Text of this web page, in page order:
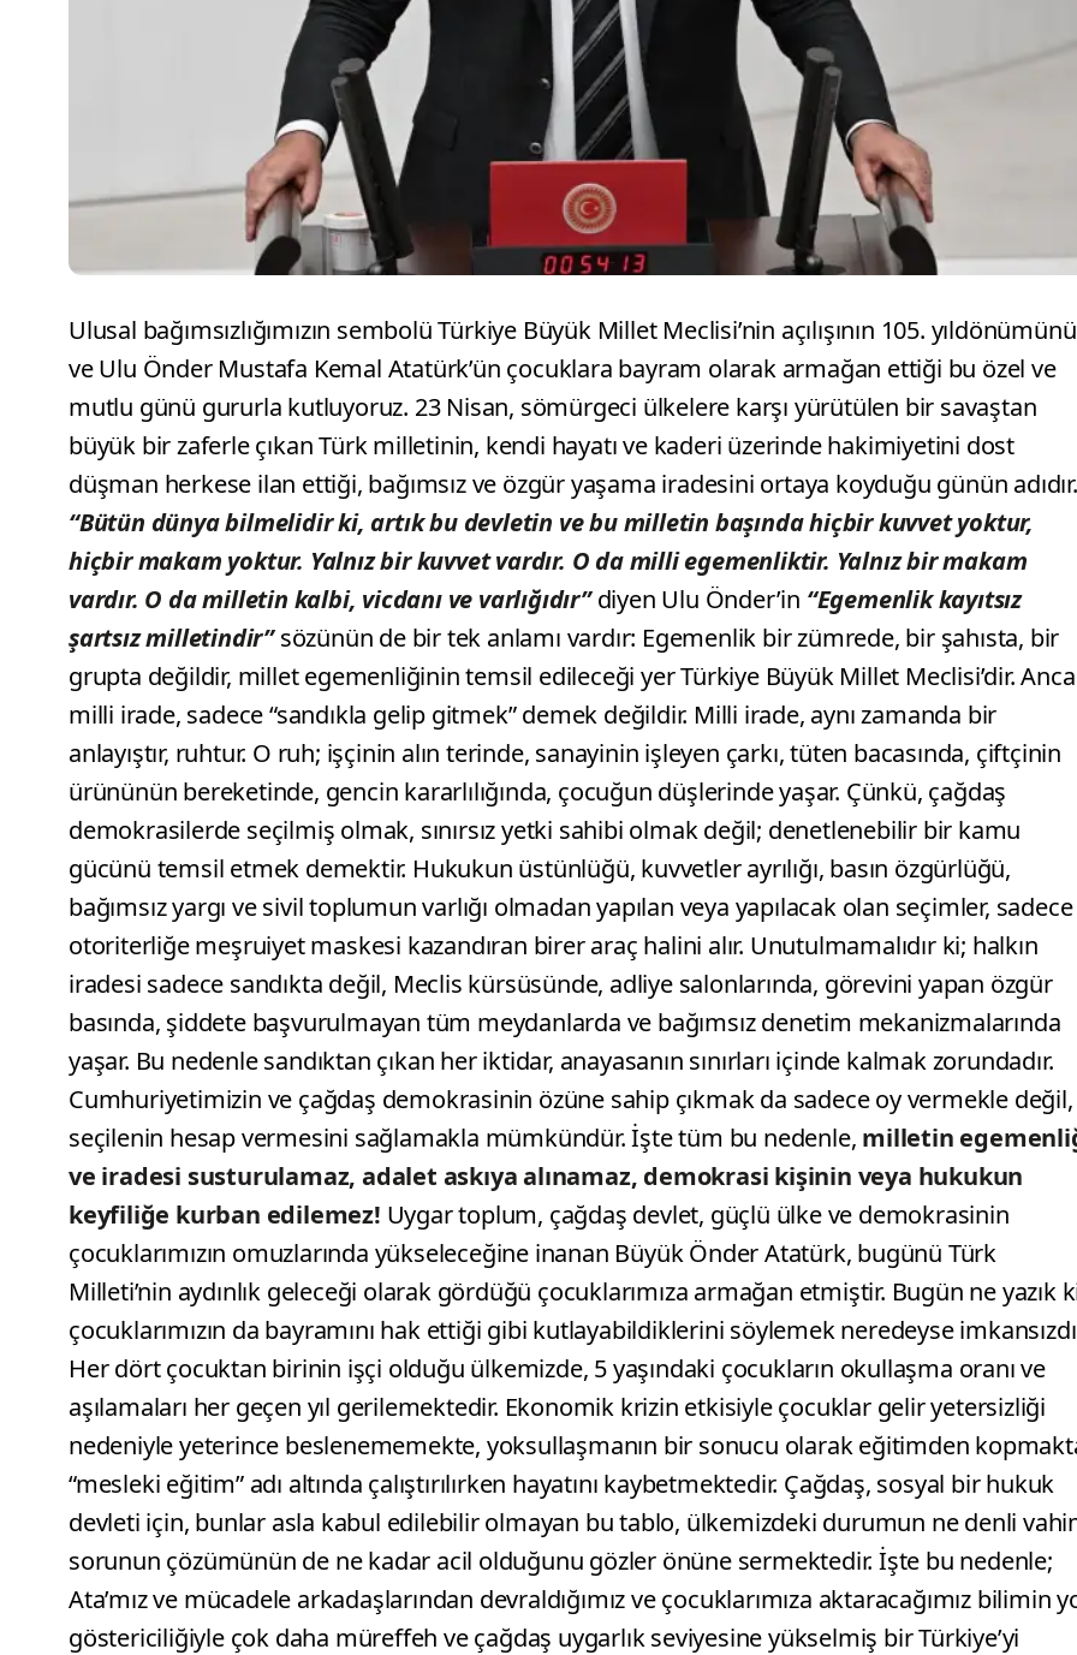
Ulusal bağımsızlığımızın sembolü Türkiye Büyük Millet Meclisi’nin açılışının 105. yıldönümünü
ve Ulu Önder Mustafa Kemal Atatürk’ün çocuklara bayram olarak armağan ettiği bu özel ve
mutlu günü gururla kutluyoruz. 23 Nisan, sömürgeci ülkelere karşı yürütülen bir savaştan
büyük bir zaferle çıkan Türk milletinin, kendi hayatı ve kaderi üzerinde hakimiyetini dost
düşman herkese ilan ettiği, bağımsız ve özgür yaşama iradesini ortaya koyduğu günün adıdır.
“Bütün dünya bilmelidir ki, artık bu devletin ve bu milletin başında hiçbir kuvvet yoktur,
hiçbir makam yoktur. Yalnız bir kuvvet vardır. O da milli egemenliktir. Yalnız bir makam
vardır. O da milletin kalbi, vicdanı ve varlığıdır”diyen Ulu Önder’in “Egemenlik kayıtsız
şartsız milletindir”sözünün de bir tek anlamı vardır: Egemenlik bir zümrede, bir şahısta, bir
grupta değildir, millet egemenliğinin temsil edileceği yer Türkiye Büyük Millet Meclisi’dir.
milli irade, sadece “sandıkla gelip gitmek” demek değildir. Milli irade, aynı zamanda bir
anlayıştır, ruhtur. O ruh; işçinin alın terinde, sanayinin işleyen çarkı, tüten bacasında, çiftçinin
ürününün bereketinde, gencin kararlılığında, çocuğun düşlerinde yaşar. Çünkü, çağdaş
demokrasilerde seçilmiş olmak, sınırsız yetki sahibi olmak değil; denetlenebilir bir kamu
gücünü temsil etmek demektir. Hukukun üstünlüğü, kuvvetler ayrılığı, basın özgürlüğü,
bağımsız yargı ve sivil toplumun varlığı olmadan yapılan veya yapılacak olan seçimler, sadece
otoriterliğe meşruiyet maskesi kazandıran birer araç halini alır. Unutulmamalıdır ki; halkın
iradesi sadece sandıkta değil, Meclis kürsüsünde, adliye salonlarında, görevini yapan özgür
basında, şiddete başvurulmayan tüm meydanlarda ve bağımsız denetim mekanizmalarında
yaşar. Bu nedenle sandıktan çıkan her iktidar, anayasanın sınırları içinde kalmak zorundadır.
Cumhuriyetimizin ve çağdaş demokrasinin özüne sahip çıkmak da sadece oy vermekle değil,
seçilenin hesap vermesini sağlamakla mümkündür. İşte tüm bu nedenle, milletin
ve iradesi susturulamaz, adalet askıya alınamaz, demokrasi kişinin veya hukukun
keyfiliğe kurban edilemez! Uygar toplum, çağdaş devlet, güçlü ülke ve demokrasinin
çocuklarımızın omuzlarında yükseleceğine inanan Büyük Önder Atatürk, bugünü Türk
Milleti’nin aydınlık geleceği olarak gördüğü çocuklarımıza armağan etmiştir. Bugün ne yazık
çocuklarımızın da bayramını hak ettiği gibi kutlayabildiklerini söylemek neredeyse
Her dört çocuktan birinin işçi olduğu ülkemizde, 5 yaşındaki çocukların okullaşma oranı ve
aşılamaları her geçen yıl gerilemektedir. Ekonomik krizin etkisiyle çocuklar gelir yetersizliği
nedeniyle yeterince beslenememekte, yoksullaşmanın bir sonucu olarak eğitimden
“mesleki eğitim” adı altında çalıştırılırken hayatını kaybetmektedir. Çağdaş, sosyal bir hukuk
devleti için, bunlar asla kabul edilebilir olmayan bu tablo, ülkemizdeki durumun ne denli
sorunun çözümünün de ne kadar acil olduğunu gözler önüne sermektedir. İşte bu nedenle;
Ata’mız ve mücadele arkadaşlarından devraldığımız ve çocuklarımıza aktaracağımız bilimin
göstericiliğiyle çok daha müreffeh ve çağdaş uygarlık seviyesine yükselmiş bir Türkiye’yi